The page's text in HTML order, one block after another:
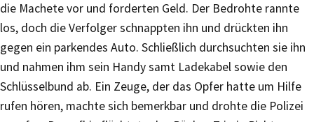
die Machete vor und forderten Geld. Der Bedrohte rannte
los, doch die Verfolger schnappten ihn und drückten ihn
gegen ein parkendes Auto. Schließlich durchsuchten sie ihn
und nahmen ihm sein Handy samt Ladekabel sowie den
Schlüsselbund ab. Ein Zeuge, der das Opfer hatte um Hilfe
rufen hören, machte sich bemerkbar und drohte die Polizei